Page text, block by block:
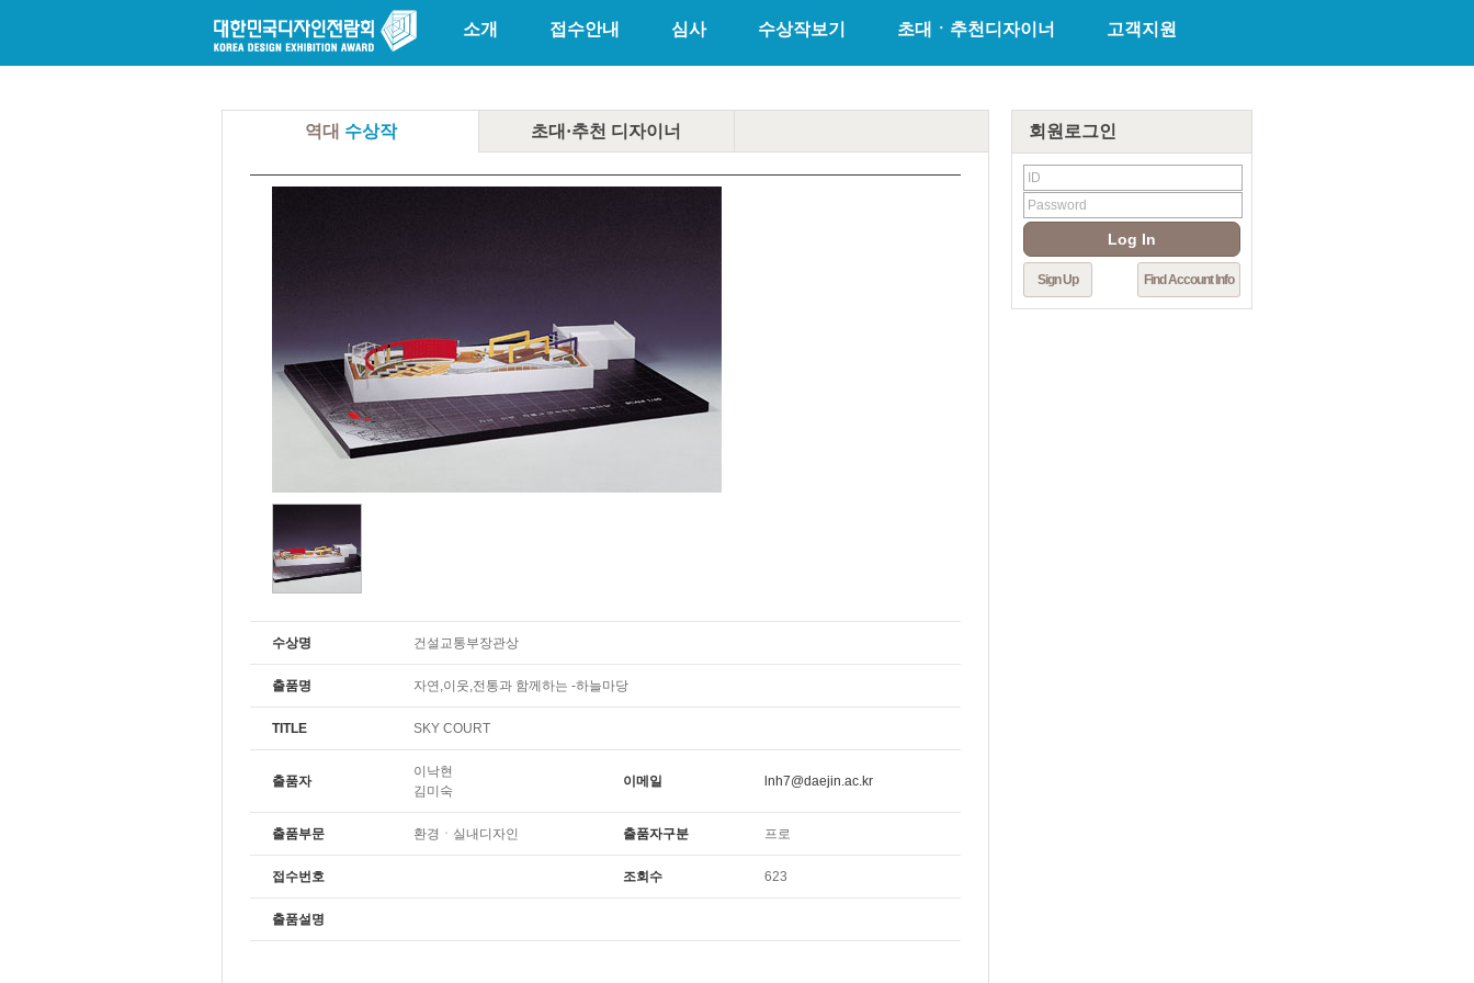
소개 접수안내 심사 수상작보기 초대ㆍ추천디자이너 고객지원
역대 수상작 초대·추천 디자이너
수상명 건설교통부장관상
출품명 자연,이웃,전통과 함께하는 -하늘마당
TITLE SKY COURT
출품자
이낙현
김미숙
이메일 lnh7@daejin.ac.kr
출품부문 환경ㆍ실내디자인 출품자구분 프로
접수번호 조회수 623
출품설명
회원로그인
Log In
Sign Up Find Account Info